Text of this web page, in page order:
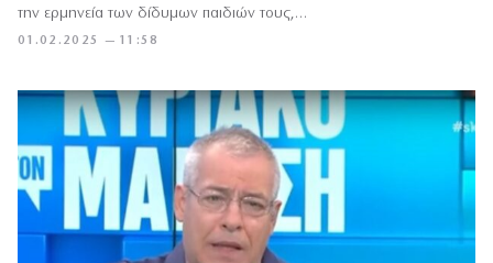
01.02.2025 — 11:58
την ερμηνεία των δίδυμων παιδιών τους,…